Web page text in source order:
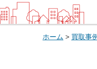
ホーム > 買取事例